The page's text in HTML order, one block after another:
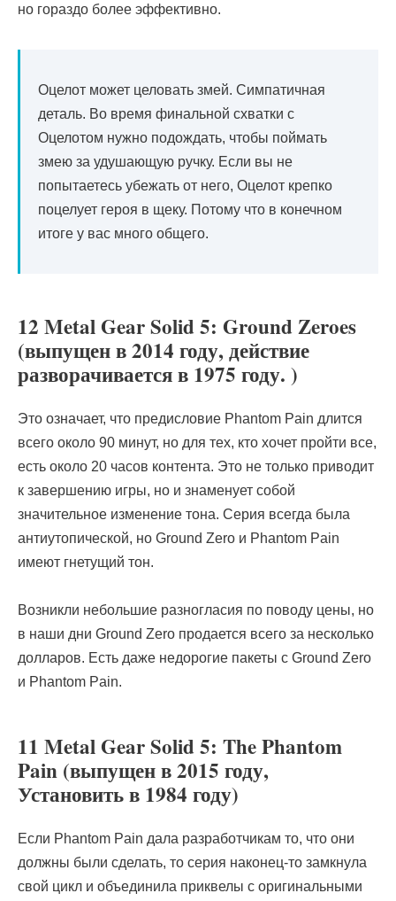
но гораздо более эффективно.
Оцелот может целовать змей. Симпатичная
деталь. Во время финальной схватки с
Оцелотом нужно подождать, чтобы поймать
змею за удушающую ручку. Если вы не
попытаетесь убежать от него, Оцелот крепко
поцелует героя в щеку. Потому что в конечном
итоге у вас много общего.
12 Metal Gear Solid 5: Ground Zeroes
(выпущен в 2014 году, действие
разворачивается в 1975 году. )
Это означает, что предисловие Phantom Pain длится
всего около 90 минут, но для тех, кто хочет пройти все,
есть около 20 часов контента. Это не только приводит
к завершению игры, но и знаменует собой
значительное изменение тона. Серия всегда была
антиутопической, но Ground Zero и Phantom Pain
имеют гнетущий тон.
Возникли небольшие разногласия по поводу цены, но
в наши дни Ground Zero продается всего за несколько
долларов. Есть даже недорогие пакеты с Ground Zero
и Phantom Pain.
11 Metal Gear Solid 5: The Phantom
Pain (выпущен в 2015 году,
Установить в 1984 году)
Если Phantom Pain дала разработчикам то, что они
должны были сделать, то серия наконец-то замкнула
свой цикл и объединила приквелы с оригинальными